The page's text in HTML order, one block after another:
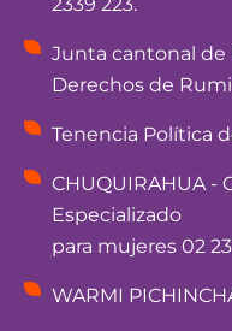
Junta cantonal de
Derechos de
Tenencia Política
CHUQUIRAHUA -
Especializado
para mujeres 02
WARMI